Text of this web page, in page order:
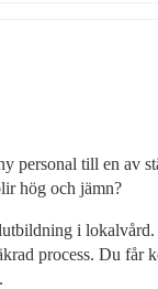
till en av
hög och jämn?
i
process. Du får